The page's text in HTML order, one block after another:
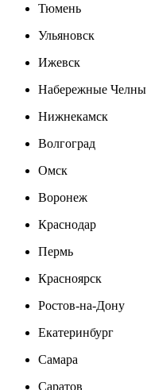
Тюмень
Ульяновск
Ижевск
Набережные Челны
Нижнекамск
Волгоград
Омск
Воронеж
Краснодар
Пермь
Красноярск
Ростов-на-Дону
Екатеринбург
Самара
Саратов